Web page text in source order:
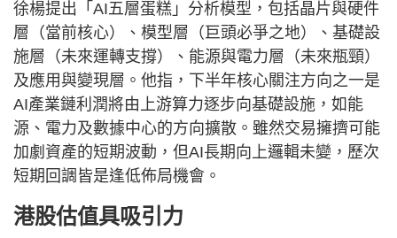
徐楊提出「AI五層蛋糕」分析模型，包括晶片與硬件
層（當前核心）、模型層（巨頭必爭之地）、基礎設
施層（未來運轉支撐）、能源與電力層（未來瓶頸）
及應用與變現層。他指，下半年核心關注方向之一是
AI產業鏈利潤將由上游算力逐步向基礎設施，如能
源、電力及數據中心的方向擴散。雖然交易擁擠可能
加劇資產的短期波動，但AI長期向上邏輯未變，歷次
短期回調皆是逢低佈局機會。
港股估值具吸引力